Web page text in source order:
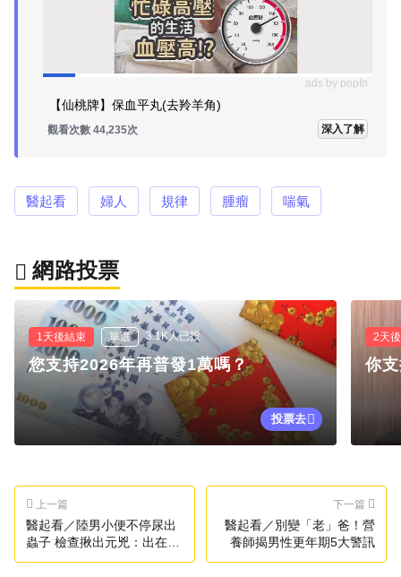
ads by popIn
【仙桃牌】保血平丸(去羚羊角)
觀看次數 44,241次 深入了解
醫起看 婦人 規律 腫瘤 喘氣
網路投票
1天後結束 單選 3.1K人已投
您支持2026年再普發1萬嗎？
投票去
2天
你
上一篇
醫起看／陸男小便不停尿出
蟲子 檢查揪出元兇：出在內
褲上
下一篇
醫起看／別變「老」爸！營
養師揭男性更年期5大警訊